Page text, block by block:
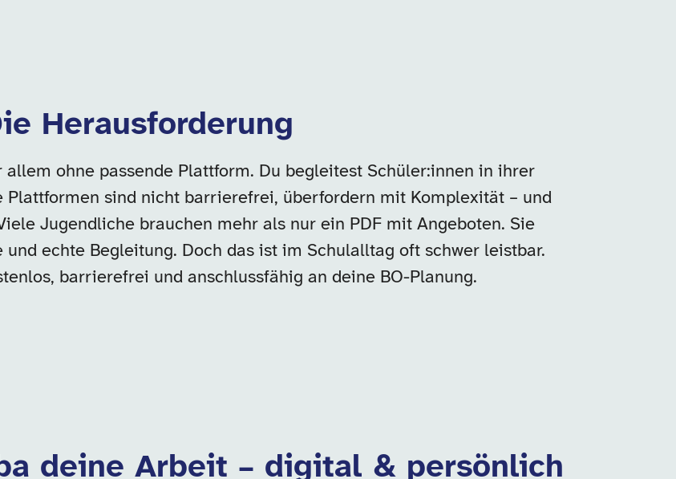
Herausforderung
ohne passende Plattform. Du begleitest Schüler:innen in ihrer
sind nicht barrierefrei, überfordern mit Komplexität – und
Jugendliche brauchen mehr als nur ein PDF mit Angeboten. Sie
und echte Begleitung. Doch das ist im Schulalltag oft schwer leistbar.
barrierefrei und anschlussfähig an deine BO-Planung.
deine Arbeit – digital & persönlich